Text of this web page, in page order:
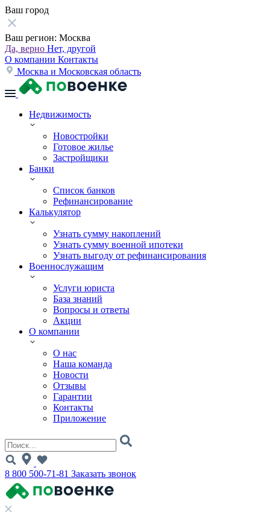
Ваш город
Ваш регион: Москва
Да, верно Нет, другой
О компании Контакты
Москва и Московская область
Недвижимость
Новостройки
Готовое жилье
Застройщики
Банки
Список банков
Рефинансирование
Калькулятор
Узнать сумму накоплений
Узнать сумму военной ипотеки
Узнать выгоду от рефинансирования
Военнослужащим
Услуги юриста
База знаний
Вопросы и ответы
Акции
О компании
О нас
Наша команда
Новости
Отзывы
Гарантии
Контакты
Приложение
8 800 500-71-81 Заказать звонок